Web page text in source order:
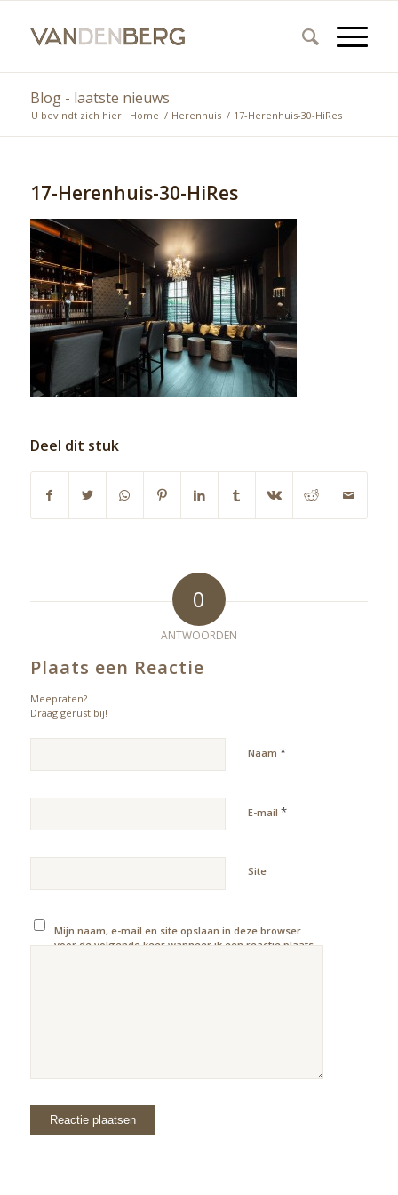
Blog - laatste nieuws
U bevindt zich hier: Home / Herenhuis / 17-Herenhuis-30-HiRes
17-Herenhuis-30-HiRes
Deel dit stuk
0
ANTWOORDEN
Plaats een Reactie
Meepraten?
Draag gerust bij!
Naam *
E-mail *
Site
Mijn naam, e-mail en site opslaan in deze browser
voor de volgende keer wanneer ik een reactie plaats.